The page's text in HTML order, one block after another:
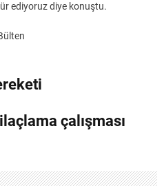
ediyoruz diye konuştu.
çalışması